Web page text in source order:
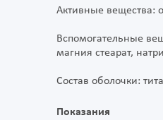
Активные вещества:
Вспомогательные
магния стеарат,
Состав оболочки:
Показания